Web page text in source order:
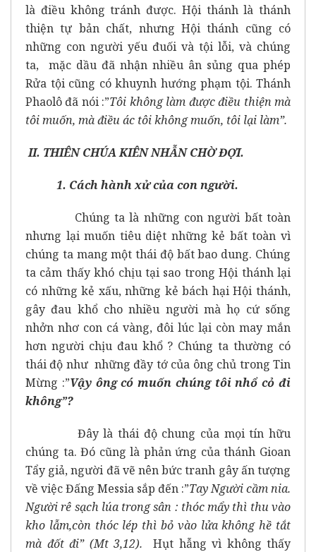
là điều không tránh được. Hội thánh là thánh
thiện tự bản chất, nhưng Hội thánh cũng có
những con người yếu đuối và tội lỗi, và chúng
ta, mặc dầu đã nhận nhiều ân sủng qua phép
Rửa tội cũng có khuynh hướng phạm tội. Thánh
Phaolô đã nói :”Tôi không làm được điều thiện mà
tôi muốn, mà điều ác tôi không muốn, tôi lại làm”.
II. THIÊN CHÚA KIÊN NHẪN CHỜ ĐỢI.
1. Cách hành xử của con người.
Chúng ta là những con người bất toàn
nhưng lại muốn tiêu diệt những kẻ bất toàn vì
chúng ta mang một thái độ bất bao dung. Chúng
ta cảm thấy khó chịu tại sao trong Hội thánh lại
có những kẻ xấu, những kẻ bách hại Hội thánh,
gây đau khổ cho nhiều người mà họ cứ sống
nhởn nhơ con cá vàng, đôi lúc lại còn may mắn
hơn người chịu đau khổ ? Chúng ta thường có
thái độ như những đầy tớ của ông chủ trong Tin
Mừng :”Vậy ông có muốn chúng tôi nhổ cỏ đi
không”?
Đây là thái độ chung của mọi tín hữu
chúng ta. Đó cũng là phản ứng của thánh Gioan
Tẩy giả, người đã vẽ nên bức tranh gây ấn tượng
về việc Đấng Messia sắp đến :”Tay Ngườicầm nia.
Người rê sạch lúa trong sân : thóc mẩy thì thu vào
kho lẫm,còn thóc lép thì bỏ vào lửa không hề tắt
mà đốt đi” (Mt 3,12). Hụt hẫng vì không thấy